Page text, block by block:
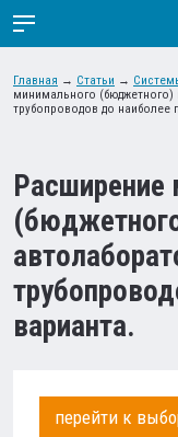
Главная → Статьи →
минимального (бюджетного)
трубопроводов до наиболее
Расширение
варианта.
перейти к